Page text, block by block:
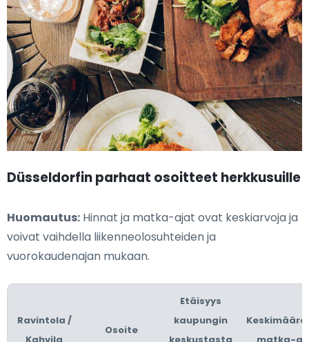
Düsseldorfin parhaat osoitteet herkkusuille
Huomautus: Hinnat ja matka-ajat ovat keskiarvoja ja
voivat vaihdella liikenneolosuhteiden ja
vuorokaudenajan mukaan.
Ravintola /
Osoite
Etäisyys
kaupungin